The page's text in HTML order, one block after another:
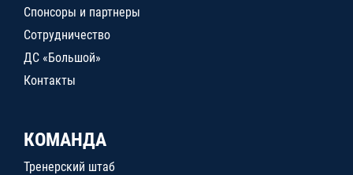
Спонсоры и партнеры
Сотрудничество
ДС «Большой»
Контакты
КОМАНДА
Тренерский штаб